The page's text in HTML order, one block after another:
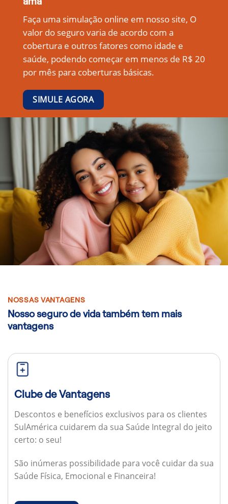
Faça uma simulação online em nosso site, O
valor do seguro varia de acordo com a
cobertura e outros fatores como idade e
saúde, podendo começar em menos de R$ 20
por mês para coberturas básicas.
SIMULE AGORA
NOSSAS VANTAGENS
Nosso seguro de vida também tem mais
vantagens
Clube de Vantagens
Descontos e benefícios exclusivos para os clientes
SulAmérica cuidarem da sua Saúde Integral do jeito
certo: o seu!
São inúmeras possibilidade para você cuidar da sua
Saúde Física, Emocional e Financeira!